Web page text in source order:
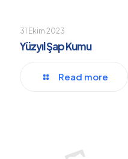
31 Ekim 2023
Yüzyıl Şap Kumu
Read more